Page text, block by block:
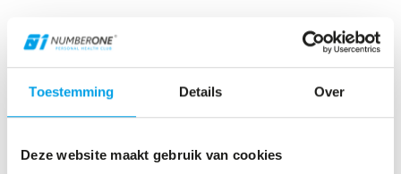
Toestemming Details Over
Deze website maakt gebruik van cookies
Vraag 1
Afvallen